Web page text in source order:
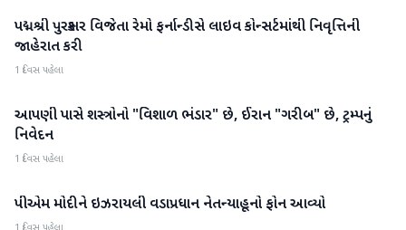
આંતરરાષ્ટ્રીય
પદ્મશ્રી પુરસ્કાર વિજેતા રેમો ફર્નાન્ડીસે લાઇવ કોન્સર્ટમાંથી નિવૃત્તિની
જાહેરાત કરી
1 દિવસ પહેલા
આંતરરાષ્ટ્રીય
આપણી પાસે શસ્ત્રોનો "વિશાળ ભંડાર" છે, ઈરાન "ગરીબ" છે, ટ્રમ્પનું
નિવેદન
1 દિવસ પહેલા
આંતરરાષ્ટ્રીય
પીએમ મોદીને ઇઝરાયલી વડાપ્રધાન નેતન્યાહૂનો ફોન આવ્યો